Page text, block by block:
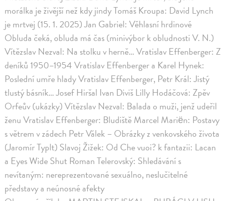
morálka je živější než kdy jindy Tomáš Kroupa: David Lynch
je mrtvej (15. 1. 2025) Jan Gabriel: Věhlasní hrdinové
Obluda čeká, obluda má čas (minivýbor k obludnosti V. N.)
Vítězslav Nezval: Na stolku v herně… Vratislav Effenberger: Z
deníků 1950–1954 Vratislav Effenberger a Karel Hynek:
Poslední umře hlady Vratislav Effenberger, Petr Král: Jistý
tlustý básník… Josef Hiršal Ivan Diviš Lilly Hodáčová: Zpěv
Orfeův (ukázky) Vítězslav Nezval: Balada o muži, jenž udeřil
ženu Vratislav Effenberger: Bludiště Marcel Mariën: Postavy
s větrem v zádech Petr Válek – Obrázky z venkovského života
(Jaromír Typlt) Slavoj Žižek: Od Che vuoi? k fantazii: Lacan
a Eyes Wide Shut Roman Telerovský: Shledávání s
nevítaným: nereprezentované sexuálno, neslučitelné
představy a neúnosné afekty